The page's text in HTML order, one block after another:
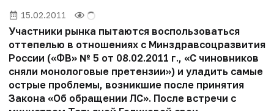
15.02.2011
Участники рынка пытаются воспользоваться
оттепелью в отношениях с Минздравсоцразвития
России («ФВ» № 5 от 08.02.2011 г., «С чиновников
сняли монологовые претензии») и уладить самые
острые проблемы, возникшие после принятия
Закона «Об обращении ЛС». После встречи с